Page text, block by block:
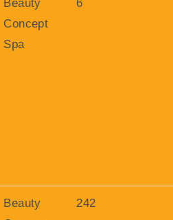
Beauty
Concept
Spa
6
Beauty
242